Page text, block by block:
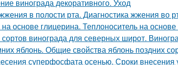
винограда декоративного. Уход
в полости рта. Диагностика жжения во
основе глицерина. Теплоноситель на
винограда для северных широт.
яблонь. Общие свойства яблонь поздних
суперфосфата осенью. Сроки внесения